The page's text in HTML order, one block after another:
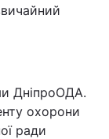
ДніпроОДА.
охорони
ради